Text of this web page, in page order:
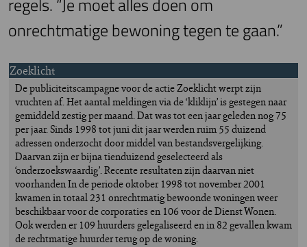
onrechtmatige bewoning tegen te gaan.”
Zoeklicht
De publiciteitscampagne voor de actie Zoeklicht werpt zijn
vruchten af. Het aantal meldingen via de ‘kliklijn’ is gestegen naar
gemiddeld zestig per maand. Dat was tot een jaar geleden nog 75
per jaar. Sinds 1998 tot juni dit jaar werden ruim 55 duizend
adressen onderzocht door middel van bestandsvergelijking.
Daarvan zijn er bijna tienduizend geselecteerd als
‘onderzoekswaardig’. Recente resultaten zijn daarvan niet
voorhanden In de periode oktober 1998 tot november 2001
kwamen in totaal 231 onrechtmatig bewoonde woningen weer
beschikbaar voor de corporaties en 106 voor de Dienst Wonen.
Ook werden er 109 huurders gelegaliseerd en in 82 gevallen kwam
de rechtmatige huurder terug op de woning.